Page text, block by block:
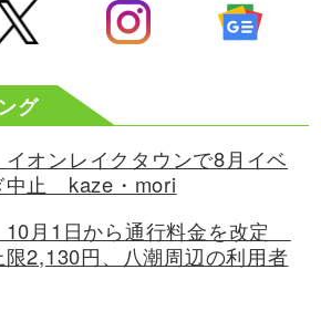
グ
イオンレイクタウンで8月イベ
中止 kaze・mori
10月1日から通行料金を改定
2,130円、八潮周辺の利用者